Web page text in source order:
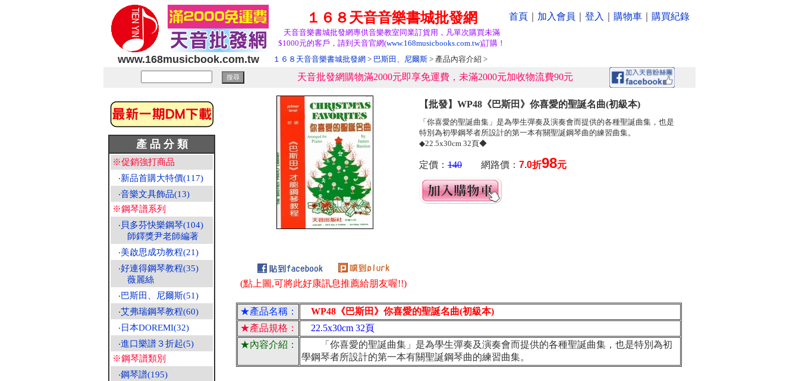
１６８天音音樂書城批發網
天音音樂書城批發網專供音樂教室同業訂貨用，凡單次購買未滿
$1000元的客戶，請到天音官網(www.168musicbooks.com.tw)訂購！
首頁 加入會員 登入 購物車 購買紀錄
www.168musicbook.com.tw １６８天音音樂書城批發網 > 巴斯田、尼爾斯 > 產品內容介紹 >
天音批發網購物滿2000元即享免運費，未滿2000元加收物流費90元
產 品 分 類
※促銷強打商品
‧新品首購大特價(117)
‧音樂文具飾品(13)
※鋼琴譜系列
‧ 貝多芬快樂鋼琴(104)
師鐸獎尹老師編著
‧美啟思成功教程(21)
‧好連得鋼琴教程(35)
薇麗絲
‧巴斯田、尼爾斯(51)
‧艾弗瑞鋼琴教程(60)
‧ 日本DOREMI(32)
‧進口樂譜３折起(5)
※鋼琴譜類別
‧鋼琴譜(195)
(點上圖,可將此好康訊息推薦給朋友喔!!)
【批發】WP48《巴斯田》你喜愛的聖誕名曲(初級本)
「你喜愛的聖誕曲集」是為學生彈奏及演奏會而提供的各種聖誕曲集，也是
特別為初學鋼琴者所設計的第一本有關聖誕鋼琴曲的練習曲集。
◆22.5x30cm 32頁◆
定價： 140 網路價： 7.0折98元
★產品名稱：
WP48《巴斯田》你喜愛的聖誕名曲(初級本)
★產品規格：
22.5x30cm 32頁
★內容介紹：
「你喜愛的聖誕曲集」是為學生彈奏及演奏會而提供的各種聖誕曲集，也是特別為初
學鋼琴者所設計的第一本有關聖誕鋼琴曲的練習曲集。